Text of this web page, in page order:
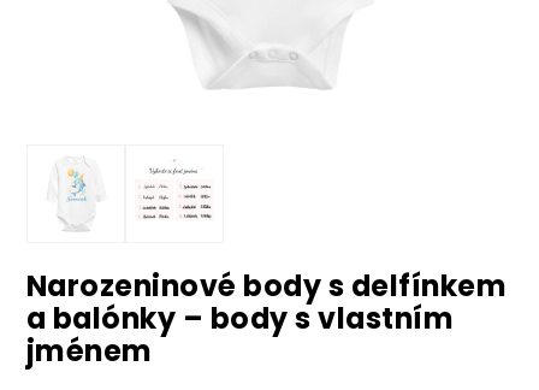
Narozeninové body s delfínkem
a balónky – body s vlastním
jménem